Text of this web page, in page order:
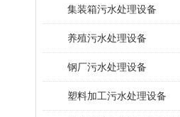
集装箱污水处理设备
养殖污水处理设备
钢厂污水处理设备
塑料加工污水处理设备